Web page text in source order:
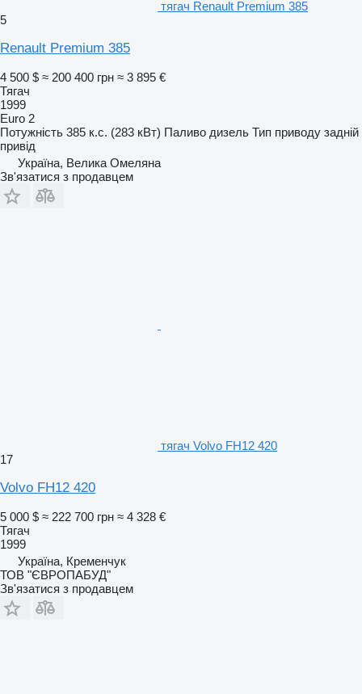
тягач Renault Premium 385
5
Renault Premium 385
4 500 $ ≈ 200 400 грн ≈ 3 895 €
Тягач
1999
Euro 2
Потужність 385 к.с. (283 кВт) Паливо дизель Тип приводу задній
привід
Україна, Велика Омеляна
Зв'язатися з продавцем
тягач Volvo FH12 420
17
Volvo FH12 420
5 000 $ ≈ 222 700 грн ≈ 4 328 €
Тягач
1999
Україна, Кременчук
ТОВ "ЄВРОПАБУД"
Зв'язатися з продавцем